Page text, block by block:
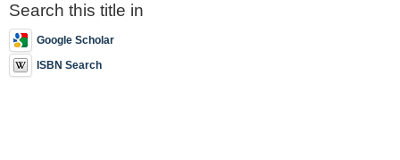
Search this title in
Google Scholar
ISBN Search